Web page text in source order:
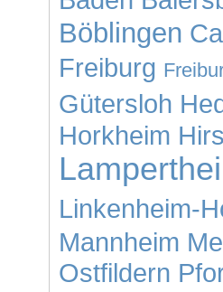
Böblingen
Freiburg
Gütersloh
Horkheim
Linkenheim-
Mannheim
Ostfildern